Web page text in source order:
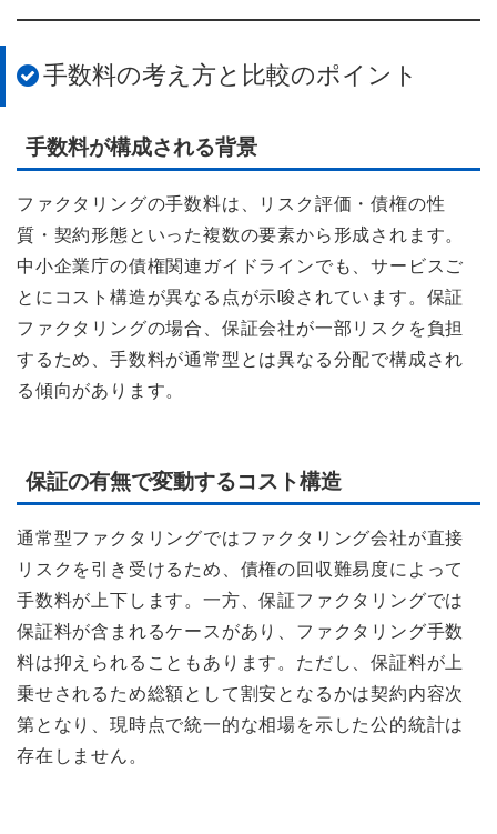
手数料の考え方と比較のポイント
手数料が構成される背景
ファクタリングの手数料は、リスク評価・債権の性
質・契約形態といった複数の要素から形成されます。
中小企業庁の債権関連ガイドラインでも、サービスご
とにコスト構造が異なる点が示唆されています。保証
ファクタリングの場合、保証会社が一部リスクを負担
するため、手数料が通常型とは異なる分配で構成され
る傾向があります。
保証の有無で変動するコスト構造
通常型ファクタリングではファクタリング会社が直接
リスクを引き受けるため、債権の回収難易度によって
手数料が上下します。一方、保証ファクタリングでは
保証料が含まれるケースがあり、ファクタリング手数
料は抑えられることもあります。ただし、保証料が上
乗せされるため総額として割安となるかは契約内容次
第となり、現時点で統一的な相場を示した公的統計は
存在しません。